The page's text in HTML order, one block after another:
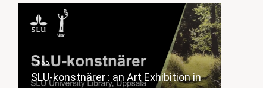
SLU-konstnärer : an Art Exhibition in